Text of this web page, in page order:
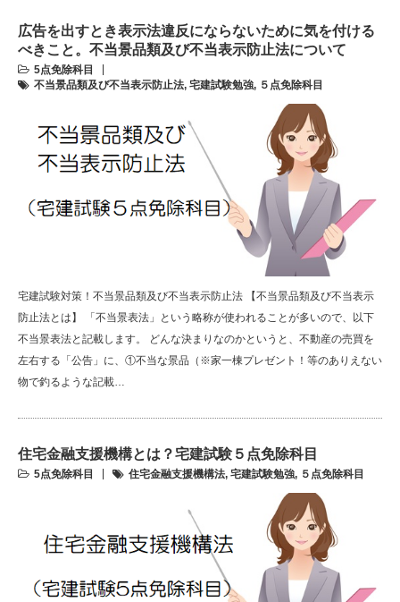
広告を出すとき表示法違反にならないために気を付ける
べきこと。不当景品類及び不当表示防止法について
5点免除科目
不当景品類及び不当表示防止法, 宅建試験勉強, ５点免除科目
宅建試験対策！不当景品類及び不当表示防止法 【不当景品類及び不当表示
防止法とは】 「不当景表法」という略称が使われることが多いので、以下
不当景表法と記載します。 どんな決まりなのかというと、不動産の売買を
左右する「公告」に、①不当な景品（※家一棟プレゼント！等のありえない
物で釣るような記載…
住宅金融支援機構とは？宅建試験５点免除科目
5点免除科目 住宅金融支援機構法, 宅建試験勉強, ５点免除科目